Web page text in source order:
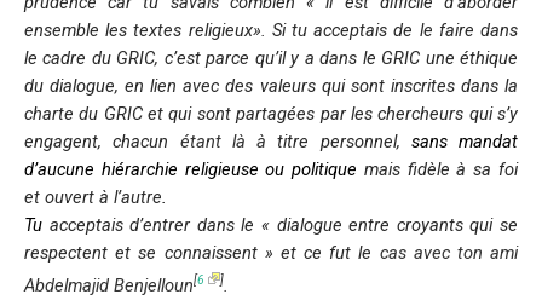
ensemble les textes religieux». Si tu acceptais de le faire dans
le cadre du GRIC, c’est parce qu’il y a dans le GRIC une éthique
du dialogue, en lien avec des valeurs qui sont inscrites dans la
charte du GRIC et qui sont partagées par les chercheurs qui s’y
engagent, chacun étant là à titre personnel, sans mandat
d’aucune hiérarchie religieuse ou politique mais fidèle à sa foi
et ouvert à l’autre.
Tu acceptais d’entrer dans le « dialogue entre croyants qui se
respectent et se connaissent » et ce fut le cas avec ton ami
Abdelmajid Benjelloun[6 ]